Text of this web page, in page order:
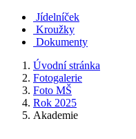
Jídelníček
Kroužky
Dokumenty
Úvodní stránka
Fotogalerie
Foto MŠ
Rok 2025
Akademie